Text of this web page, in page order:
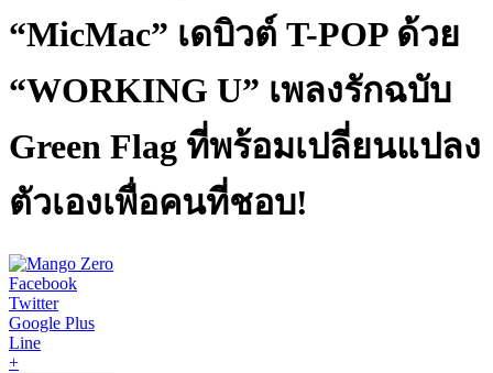
“MicMac” เดบิวต์ T-POP ด้วย
“WORKING U” เพลงรักฉบับ
Green Flag ที่พร้อมเปลี่ยนแปลง
ตัวเองเพื่อคนที่ชอบ!
Facebook
Twitter
Google Plus
Line
+